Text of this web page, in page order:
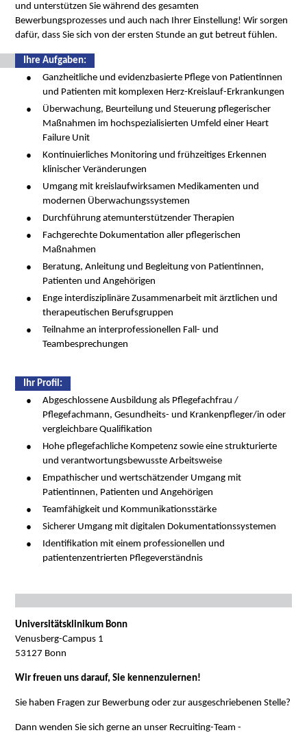
und unterstützen Sie während des gesamten
Bewerbungsprozesses und auch nach Ihrer Einstellung! Wir sorgen
dafür, dass Sie sich von der ersten Stunde an gut betreut fühlen.
Ihre Aufgaben:
Ganzheitliche und evidenzbasierte Pflege von Patientinnen
und Patienten mit komplexen Herz-Kreislauf-Erkrankungen
Überwachung, Beurteilung und Steuerung pflegerischer
Maßnahmen im hochspezialisierten Umfeld einer Heart
Failure Unit
Kontinuierliches Monitoring und frühzeitiges Erkennen
klinischer Veränderungen
Umgang mit kreislaufwirksamen Medikamenten und
modernen Überwachungssystemen
Durchführung atemunterstützender Therapien
Fachgerechte Dokumentation aller pflegerischen
Maßnahmen
Beratung, Anleitung und Begleitung von Patientinnen,
Patienten und Angehörigen
Enge interdisziplinäre Zusammenarbeit mit ärztlichen und
therapeutischen Berufsgruppen
Teilnahme an interprofessionellen Fall- und
Teambesprechungen
Ihr Proﬁl:
Abgeschlossene Ausbildung als Pflegefachfrau /
Pflegefachmann, Gesundheits- und Krankenpfleger/in oder
vergleichbare Qualifikation
Hohe pflegefachliche Kompetenz sowie eine strukturierte
und verantwortungsbewusste Arbeitsweise
Empathischer und wertschätzender Umgang mit
Patientinnen, Patienten und Angehörigen
Teamfähigkeit und Kommunikationsstärke
Sicherer Umgang mit digitalen Dokumentationssystemen
Identifikation mit einem professionellen und
patientenzentrierten Pflegeverständnis
Universitätsklinikum Bonn
Venusberg-Campus 1
53127 Bonn
Wir freuen uns darauf, Sie kennenzulernen!
Sie haben Fragen zur Bewerbung oder zur ausgeschriebenen Stelle?
Dann wenden Sie sich gerne an unser Recruiting-Team -